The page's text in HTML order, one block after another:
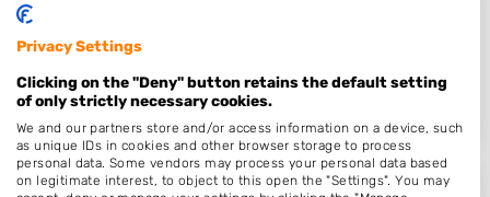
Op 15,42 km afstand
Privacy Settings
Clicking on the "Deny" button retains the default setting
of only strictly necessary cookies.
We and our partners store and/or access information on a device, such
as unique IDs in cookies and other browser storage to process
personal data. Some vendors may process your personal data based
on legitimate interest, to object to this open the "Settings". You may